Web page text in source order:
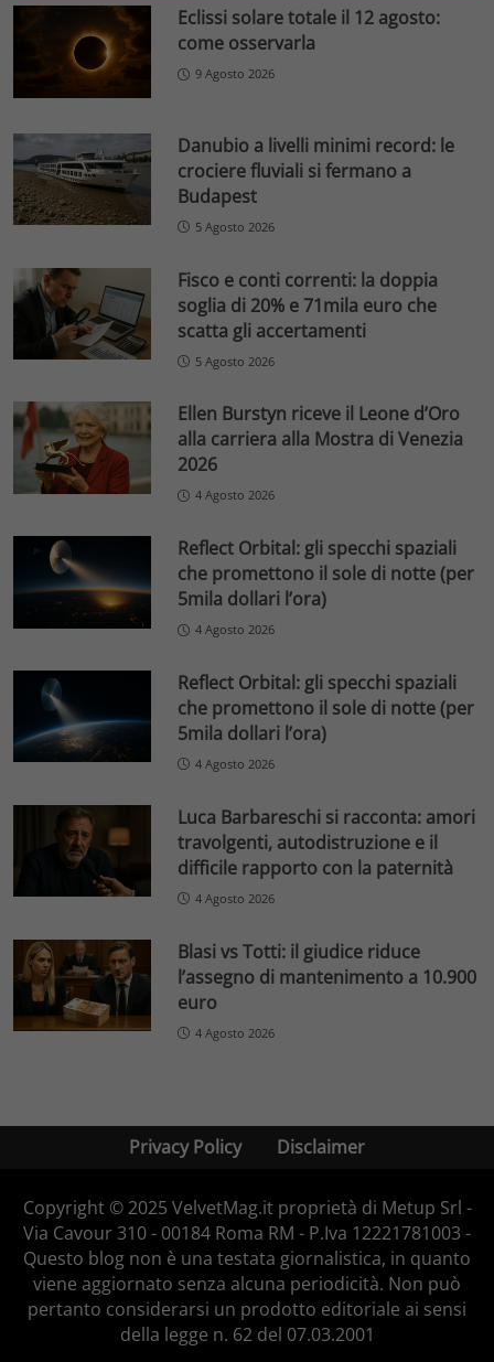
Eclissi solare totale il 12 agosto:
come osservarla
9 Agosto 2026
Danubio a livelli minimi record: le
crociere fluviali si fermano a
Budapest
5 Agosto 2026
Fisco e conti correnti: la doppia
soglia di 20% e 71mila euro che
scatta gli accertamenti
5 Agosto 2026
Ellen Burstyn riceve il Leone d’Oro
alla carriera alla Mostra di Venezia
2026
4 Agosto 2026
Reflect Orbital: gli specchi spaziali
che promettono il sole di notte (per
5mila dollari l’ora)
4 Agosto 2026
Reflect Orbital: gli specchi spaziali
che promettono il sole di notte (per
5mila dollari l’ora)
4 Agosto 2026
Luca Barbareschi si racconta: amori
travolgenti, autodistruzione e il
difficile rapporto con la paternità
4 Agosto 2026
Blasi vs Totti: il giudice riduce
l’assegno di mantenimento a 10.900
euro
4 Agosto 2026
Privacy Policy Disclaimer
Copyright © 2025 VelvetMag.it proprietà di Metup Srl -
Via Cavour 310 - 00184 Roma RM - P.Iva 12221781003 -
Questo blog non è una testata giornalistica, in quanto
viene aggiornato senza alcuna periodicità. Non può
pertanto considerarsi un prodotto editoriale ai sensi
della legge n. 62 del 07.03.2001